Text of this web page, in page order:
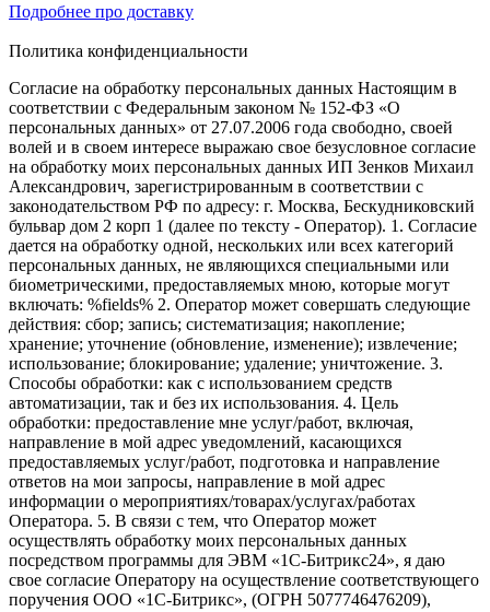
Подробнее про доставку
Политика конфиденциальности
Согласие на обработку персональных данных Настоящим в
соответствии с Федеральным законом № 152-ФЗ «О
персональных данных» от 27.07.2006 года свободно, своей
волей и в своем интересе выражаю свое безусловное согласие
на обработку моих персональных данных ИП Зенков Михаил
Александрович, зарегистрированным в соответствии с
законодательством РФ по адресу: г. Москва, Бескудниковский
бульвар дом 2 корп 1 (далее по тексту - Оператор). 1. Согласие
дается на обработку одной, нескольких или всех категорий
персональных данных, не являющихся специальными или
биометрическими, предоставляемых мною, которые могут
включать: %fields% 2. Оператор может совершать следующие
действия: сбор; запись; систематизация; накопление;
хранение; уточнение (обновление, изменение); извлечение;
использование; блокирование; удаление; уничтожение. 3.
Способы обработки: как с использованием средств
автоматизации, так и без их использования. 4. Цель
обработки: предоставление мне услуг/работ, включая,
направление в мой адрес уведомлений, касающихся
предоставляемых услуг/работ, подготовка и направление
ответов на мои запросы, направление в мой адрес
информации о мероприятиях/товарах/услугах/работах
Оператора. 5. В связи с тем, что Оператор может
осуществлять обработку моих персональных данных
посредством программы для ЭВМ «1С-Битрикс24», я даю
свое согласие Оператору на осуществление соответствующего
поручения ООО «1С-Битрикс», (ОГРН 5077746476209),